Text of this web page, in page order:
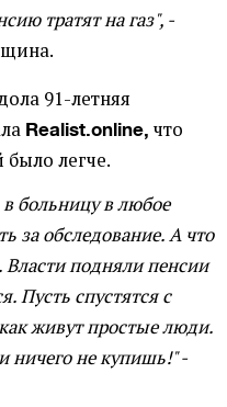
тратят на газ", -
91-летняя
Realist.online, что
легче.
в больницу в любое
за обследование. А что
Власти подняли пенсии
Пусть спустятся с
живут простые люди.
ничего не купишь!" -